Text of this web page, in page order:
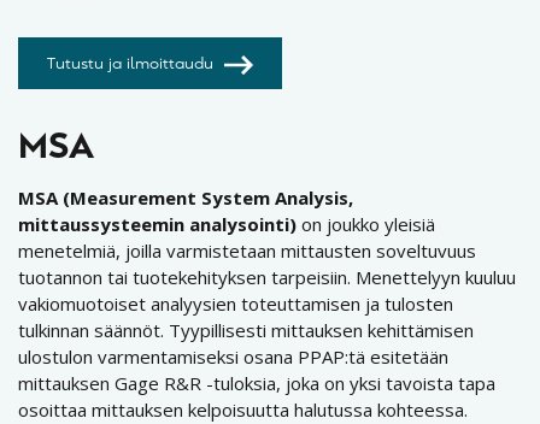
Tutustu ja ilmoittaudu
MSA
MSA (Measurement System Analysis,
mittaussysteemin analysointi) on joukko yleisiä
menetelmiä, joilla varmistetaan mittausten soveltuvuus
tuotannon tai tuotekehityksen tarpeisiin. Menettelyyn kuuluu
vakiomuotoiset analyysien toteuttamisen ja tulosten
tulkinnan säännöt. Tyypillisesti mittauksen kehittämisen
ulostulon varmentamiseksi osana PPAP:tä esitetään
mittauksen Gage R&R -tuloksia, joka on yksi tavoista tapa
osoittaa mittauksen kelpoisuutta halutussa kohteessa.